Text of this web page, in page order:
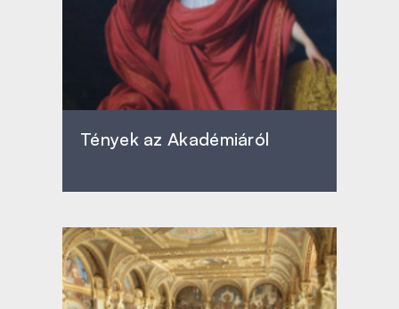
Tények az Akadémiáról